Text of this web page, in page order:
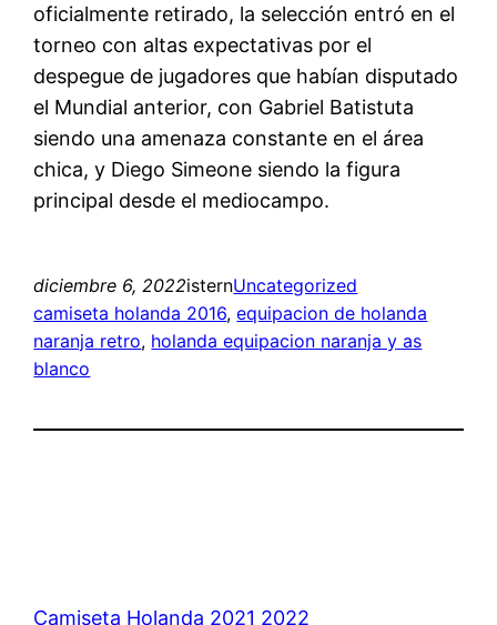
oficialmente retirado, la selección entró en el
torneo con altas expectativas por el
despegue de jugadores que habían disputado
el Mundial anterior, con Gabriel Batistuta
siendo una amenaza constante en el área
chica, y Diego Simeone siendo la figura
principal desde el mediocampo.
diciembre 6, 2022isternUncategorized
camiseta holanda 2016, equipacion de holanda
naranja retro, holanda equipacion naranja y as
blanco
Camiseta Holanda 2021 2022